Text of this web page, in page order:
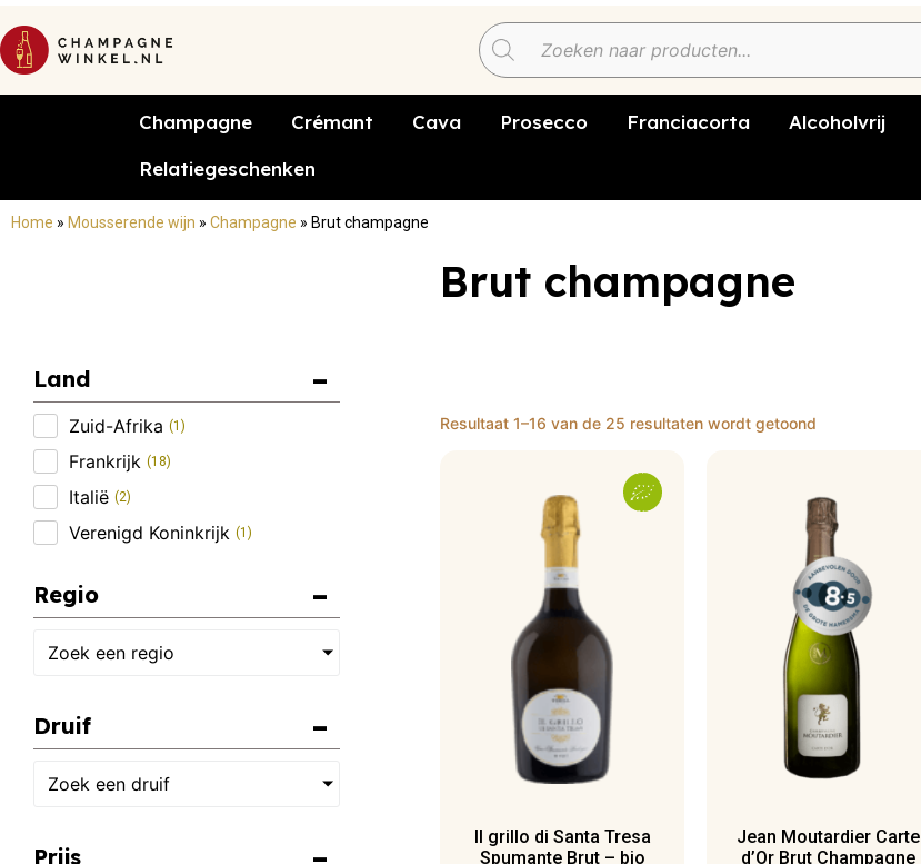
Champagne Crémant Cava Prosecco Franciacorta Alcoholvrij
Relatiegeschenken
Home » Mousserende wijn » Champagne » Brut champagne
Brut champagne
Land
Zuid-Afrika (1 )
Frankrijk (18)
Italië (2)
Verenigd Koninkrijk (1 )
Regio
Zoek een regio
Druif
Zoek een druif
Prijs
Resultaat 1–16 van de 25 resultaten wordt getoond
Il grillo di Santa Tresa
Spumante Brut – bio
Jean Moutardier Carte
d’Or Brut Champagne